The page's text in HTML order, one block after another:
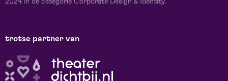
2024 in de categorie Corporate Design & Identity.
trotse partner van